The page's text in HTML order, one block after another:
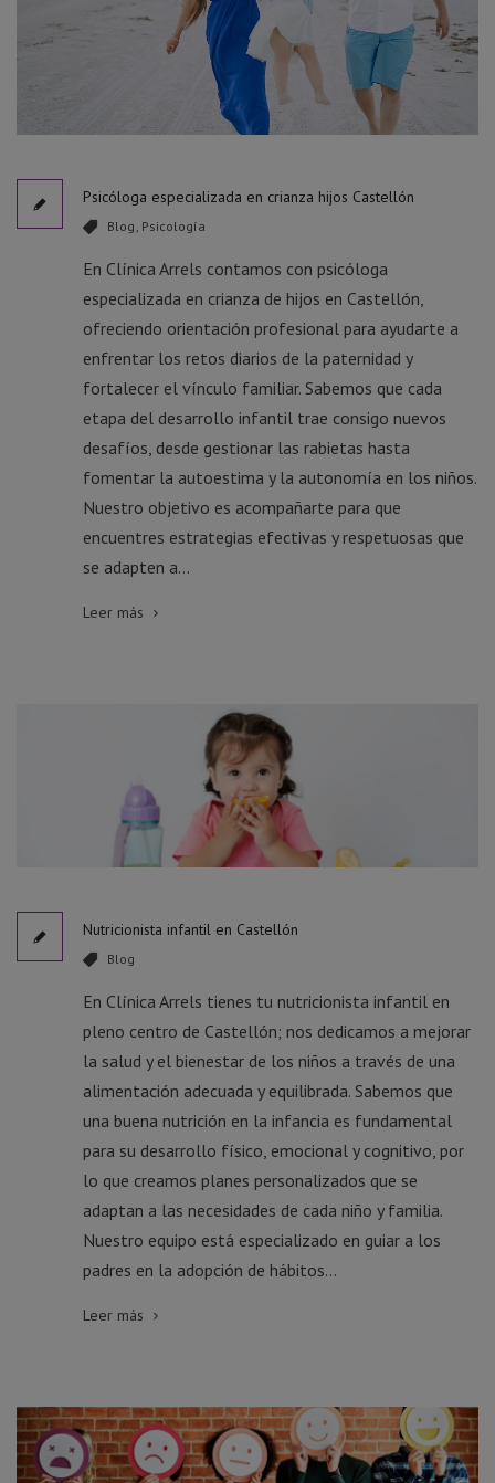
Psicóloga especializada en crianza hijos Castellón
Blog, Psicología
En Clínica Arrels contamos con psicóloga
especializada en crianza de hijos en Castellón,
ofreciendo orientación profesional para ayudarte a
enfrentar los retos diarios de la paternidad y
fortalecer el vínculo familiar. Sabemos que cada
etapa del desarrollo infantil trae consigo nuevos
desafíos, desde gestionar las rabietas hasta
fomentar la autoestima y la autonomía en los niños.
Nuestro objetivo es acompañarte para que
encuentres estrategias efectivas y respetuosas que
se adapten a...
Leer más
Nutricionista infantil en Castellón
Blog
En Clínica Arrels tienes tu nutricionista infantil en
pleno centro de Castellón; nos dedicamos a mejorar
la salud y el bienestar de los niños a través de una
alimentación adecuada y equilibrada. Sabemos que
una buena nutrición en la infancia es fundamental
para su desarrollo físico, emocional y cognitivo, por
lo que creamos planes personalizados que se
adaptan a las necesidades de cada niño y familia.
Nuestro equipo está especializado en guiar a los
padres en la adopción de hábitos...
Leer más